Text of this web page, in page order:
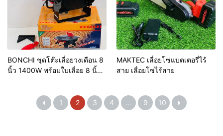
BONCHI ชุดโต๊ะเลื่อยวงเดือน 8
นิ้ว 1400W พร้อมใบเลื่อย 8 นิ้ว 1
MAKTEC เลื่อยโซ่แบตเตอรี่ไร้
สาย เลื่อยโซ่ไร้สาย
1 2 3 4 … 9 10